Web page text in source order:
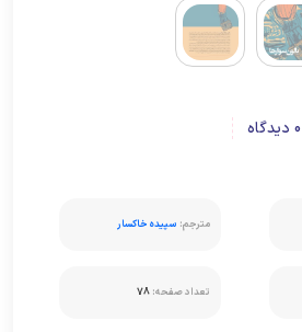
مترجم:سپیده خاکسار
تعداد صفحه:78